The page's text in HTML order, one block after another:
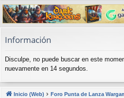
es
rá
pi
s
Información
Disculpe, no puede buscar en este
nuevamente en 14 segundos.
Inicio (Web) Foro Punta de Lanza